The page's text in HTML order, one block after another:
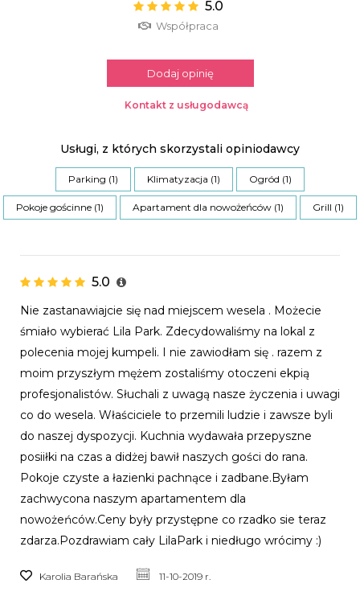
5.0
Współpraca
Dodaj opinię
Kontakt z usługodawcą
Usługi, z których skorzystali opiniodawcy
Parking (1) Klimatyzacja (1) Ogród (1)
Pokoje gościnne (1) Apartament dla nowożeńców (1) Grill (1)
5.0
Nie zastanawiajcie się nad miejscem wesela . Możecie
śmiało wybierać Lila Park. Zdecydowaliśmy na lokal z
polecenia mojej kumpeli. I nie zawiodłam się . razem z
moim przyszłym mężem zostaliśmy otoczeni ekpią
profesjonalistów. Słuchali z uwagą nasze życzenia i uwagi
co do wesela. Właściciele to przemili ludzie i zawsze byli
do naszej dyspozycji. Kuchnia wydawała przepyszne
posiiłki na czas a didżej bawił naszych gości do rana.
Pokoje czyste a łazienki pachnące i zadbane.Byłam
zachwycona naszym apartamentem dla
nowożeńców.Ceny były przystępne co rzadko sie teraz
zdarza.Pozdrawiam cały LilaPark i niedługo wrócimy :)
Karolia Barańska 11-10-2019 r.